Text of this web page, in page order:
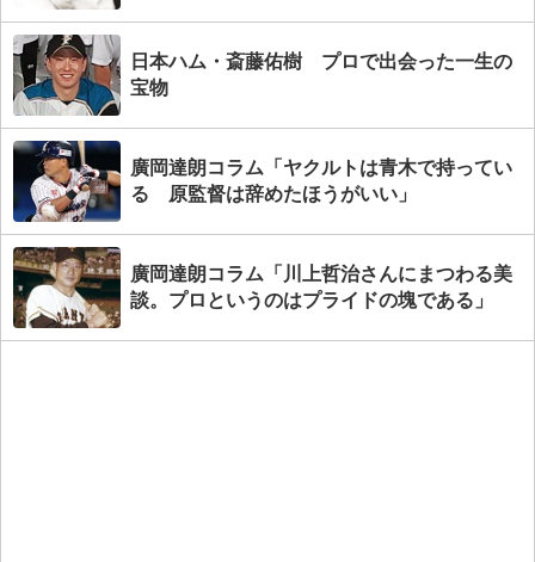
日本ハム・斎藤佑樹 プロで出会った一生の
宝物
廣岡達朗コラム「ヤクルトは青木で持ってい
る 原監督は辞めたほうがいい」
廣岡達朗コラム「川上哲治さんにまつわる美
談。プロというのはプライドの塊である」